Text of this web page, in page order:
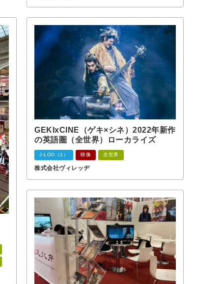
GEKIxCINE（ゲキ×シネ）2022年新作
の英語圏（全世界）ローカライズ
J-LOD（1） 映像 全世界
株式会社ヴィレッヂ